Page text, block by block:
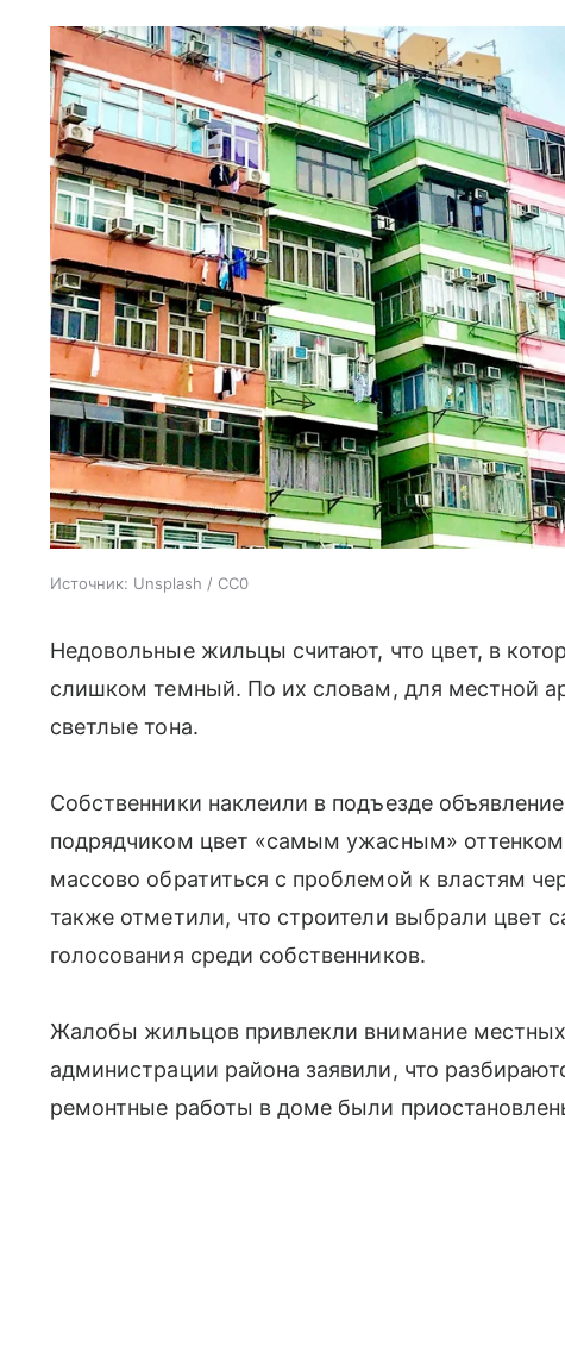
Источник: Unsplash / CC0
Недовольные жильцы считают, что цвет, в
слишком темный. По их словам, для местной
светлые тона.
Собственники наклеили в подъезде
подрядчиком цвет «самым ужасным» оттенком
массово обратиться с проблемой к властям
также отметили, что строители выбрали цвет
голосования среди собственников.
Жалобы жильцов привлекли внимание местных
администрации района заявили, что
ремонтные работы в доме были